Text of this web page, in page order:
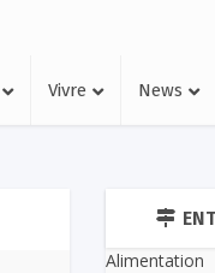
Vivre News
Alimentation